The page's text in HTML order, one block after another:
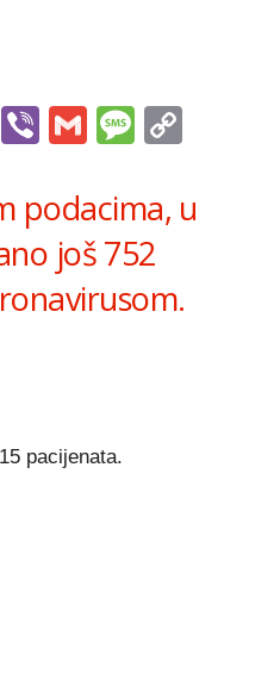
WhatsApp
ViberGmail
podacima, u
još 752
pacijenata.